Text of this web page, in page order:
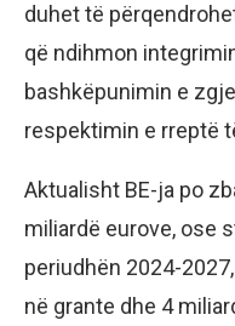
duhet të
që ndihmon
bashkëpunimin e
respektimin e rreptë
Aktualisht BE-ja po
miliardë eurove, ose
periudhën 2024-
në grante dhe 4